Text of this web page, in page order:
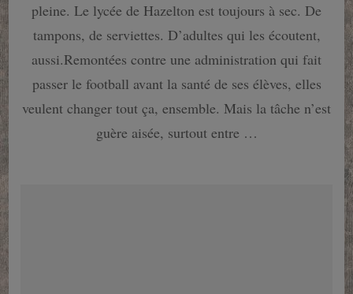
l’amitié,
une
qui
fait
du
des
pleine. Le lycée de Hazelton est toujours à sec. De
tampons, de serviettes. D’adultes qui les écoutent,
aussi.Remontées contre une administration qui fait
passer le football avant la santé de ses élèves, elles
veulent changer tout ça, ensemble. Mais la tâche n’est
guère aisée, surtout entre …